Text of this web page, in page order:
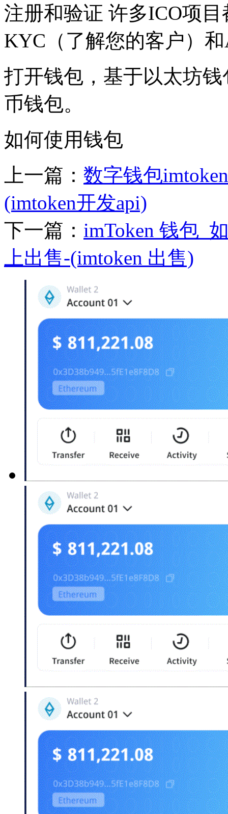
注册和验证 许多ICO项
KYC（了解您的客户）
打开钱包，基于以太坊
币钱包。
如何使用钱包
上一篇： 数字钱包
(imtoken开发api)
下一篇： imToken 钱包_
上出售-(imtoken 出售)